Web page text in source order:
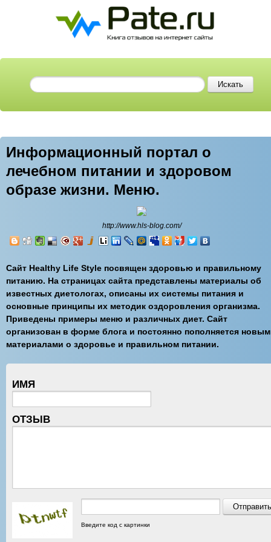
Информационный портал о
лечебном питании и здоровом
образе жизни. Меню.
http://www.hls-blog.com/
Сайт Healthy Life Style посвящен здоровью и правильному
питанию. На страницах сайта представлены материалы об
известных диетологах, описаны их системы питания и
основные принципы их методик оздоровления организма.
Приведены примеры меню и различных диет. Сайт
организован в форме блога и постоянно пополняется
материалами о здоровье и правильном питании.
ИМЯ
ОТЗЫВ
Введите код с картинки